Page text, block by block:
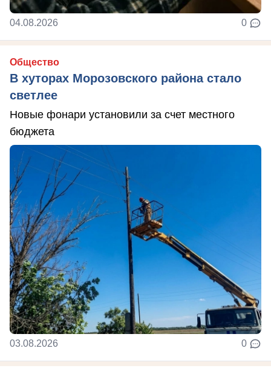
04.08.2026 0
Общество
В хуторах Морозовского района стало
светлее
Новые фонари установили за счет местного
бюджета
03.08.2026 0